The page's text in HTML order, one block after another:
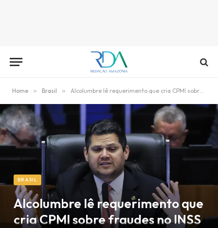
Home » Brasil » Alcolumbre lê requerimento que cria CPMI sobre fraudes no INSS
BRASIL
Alcolumbre lê requerimento que
cria CPMI sobre fraudes no INSS